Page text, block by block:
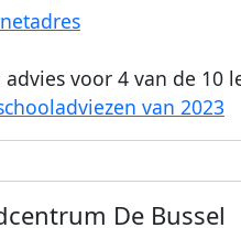
advies voor 4van de 10
van 2023
De Bussel